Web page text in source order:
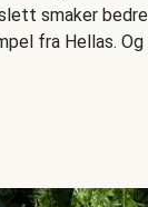
smaker
fra Hellas.